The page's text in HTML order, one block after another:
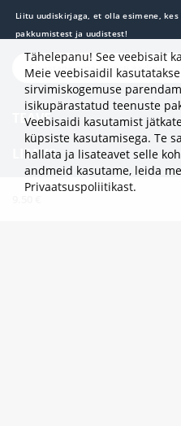
Liitu uudiskirjaga, et olla esimene, kes
pakkumistest ja uudistest!
TEAVE
LISAKS
KATEGOORIAD
Tähelepanu! See veebisait
Meie veebisaidil
sirvimiskogemuse
isikupärastatud teenuste
Veebisaidi kasutamist
küpsiste kasutamisega. Te
hallata ja lisateavet selle
andmeid kasutame, leida
Privaatsuspoliitikast.